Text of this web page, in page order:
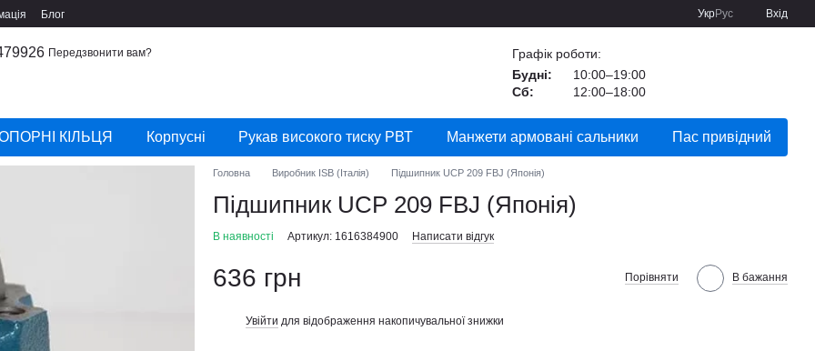
Блог УкрРус Вхід
Передзвонити вам?
Графік роботи:
Будні:
10:00–19:00
Сб:
12:00–18:00
КІЛЬЦЯ Корпусні Рукав високого тиску РВТ Манжети армовані сальники Пас привідний
Головна Виробник ISB (Італія) Підшипник UCP 209 FBJ (Японія)
Підшипник UCP 209 FBJ (Японія)
В наявності Артикул: 1616384900 Написати відгук
636 грн Порівняти В бажання
Увійти для відображення накопичувальної знижки